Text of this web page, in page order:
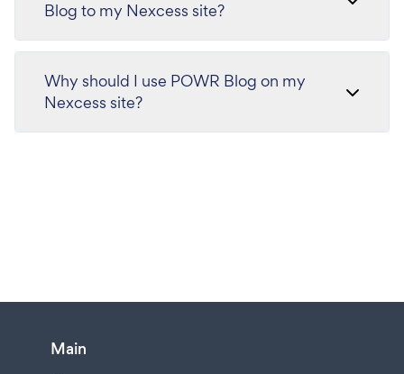
Blog to my Nexcess site?
Why should I use POWR Blog on my
Nexcess site?
Main